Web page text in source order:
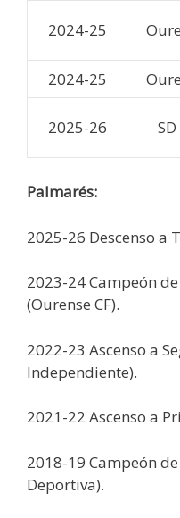
2024-25
2024-25
2025-26
Palmarés:
2025-26 Descenso a
2023-24 Campeón de
(Ourense CF).
2022-23 Ascenso a
Independiente).
2021-22 Ascenso a
2018-19 Campeón
Deportiva).